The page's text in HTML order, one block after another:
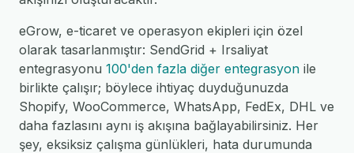
eGrow, e-ticaret ve operasyon ekipleri için özel
olarak tasarlanmıştır: SendGrid + Irsaliyat
entegrasyonu 100'den fazla diğer entegrasyon ile
birlikte çalışır; böylece ihtiyaç duyduğunuzda
Shopify, WooCommerce, WhatsApp, FedEx, DHL ve
daha fazlasını aynı iş akışına bağlayabilirsiniz. Her
şey, eksiksiz çalışma günlükleri, hata durumunda